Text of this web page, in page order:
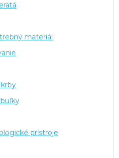
materiál
prístroje